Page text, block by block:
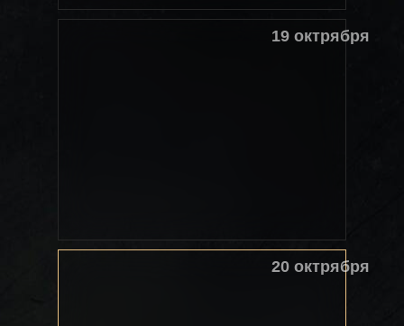
19 октрября
20 октрября